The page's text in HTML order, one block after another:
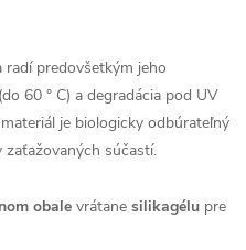
predovšetkým jeho
60 ° C) a degradácia pod UV
je biologicky odbúrateľný
zaťažovaných súčastí.
obale vrátane silikagélu pre